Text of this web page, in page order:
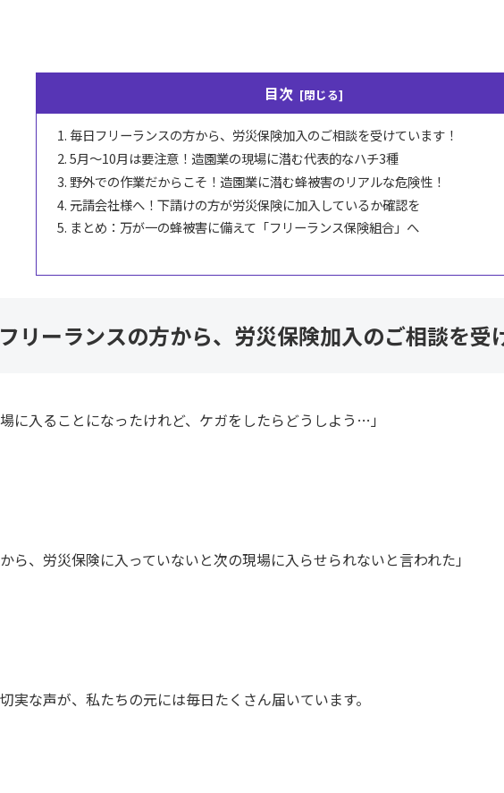
目次
毎日フリーランスの方から、労災保険加入のご相談を受けています！
5月〜10月は要注意！造園業の現場に潜む代表的なハチ3種
野外での作業だからこそ！造園業に潜む蜂被害のリアルな危険性！
元請会社様へ！下請けの方が労災保険に加入しているか確認を
まとめ：万が一の蜂被害に備えて「フリーランス保険組合」へ
リーランスの方から、労災保険加入のご相談を受
場に入ることになったけれど、ケガをしたらどうしよう…」
から、労災保険に入っていないと次の現場に入らせられないと言われた」
実な声が、私たちの元には毎日たくさん届いています。